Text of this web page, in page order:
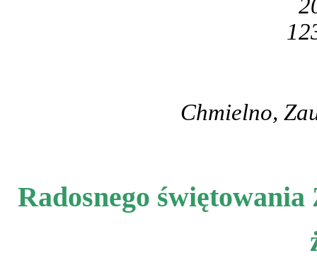
Chmielno,
Radosnego